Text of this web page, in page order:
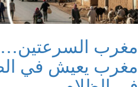
مغرب السرعتين…
مغرب يعيش في